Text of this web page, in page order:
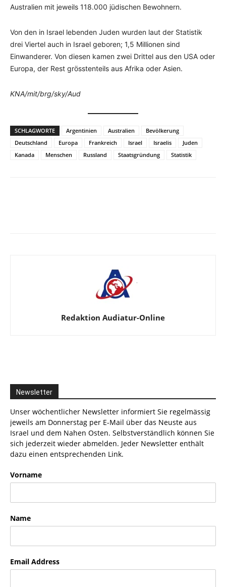
Australien mit jeweils 118.000 jüdischen Bewohnern.
Von den in Israel lebenden Juden wurden laut der Statistik
drei Viertel auch in Israel geboren; 1,5 Millionen sind
Einwanderer. Von diesen kamen zwei Drittel aus den USA oder
Europa, der Rest grösstenteils aus Afrika oder Asien.
KNA/mit/brg/sky/Aud
SCHLAGWORTE Argentinien Australien
Bevölkerung
Deutschland
Europa Frankreich Israel Israelis
Juden
Kanada
Menschen Russland Staatsgründung Statistik
Redaktion Audiatur-Online
Newsletter
Unser wöchentlicher Newsletter informiert Sie regelmässig
jeweils am Donnerstag per E-Mail über das Neuste aus
Israel und dem Nahen Osten. Selbstverständlich können Sie
sich jederzeit wieder abmelden. Jeder Newsletter enthält
dazu einen entsprechenden Link.
Vorname
Name
Email Address